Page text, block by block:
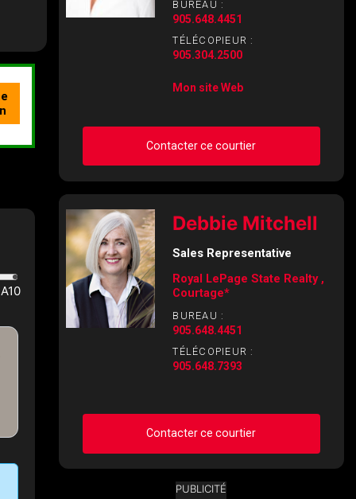
BUREAU :
905.648.4451
TÉLÉCOPIEUR :
905.304.2500
Mon site Web
Contacter ce courtier
Demander des infos sur
cette inscription
Prénom
et
Nom
Courriel
Debbie Mitchell
Sales Representative
Royal LePage State Realty ,
Courtage*
BUREAU :
905.648.4451
TÉLÉCOPIEUR :
905.648.7393
Contacter ce courtier
PUBLICITÉ